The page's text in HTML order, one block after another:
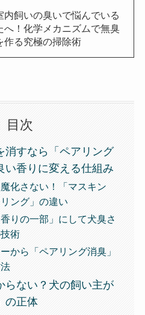
内飼いの臭いで悩んでいる
へ！化学メカニズムで無臭
作る究極の掃除術
目次
消すなら「ペアリング
い香りに変える仕組み
化さない！「マスキン
ング」の違い
りの一部」にして犬臭さ
術
から「ペアリング消臭」
らない？犬の飼い主が
の正体